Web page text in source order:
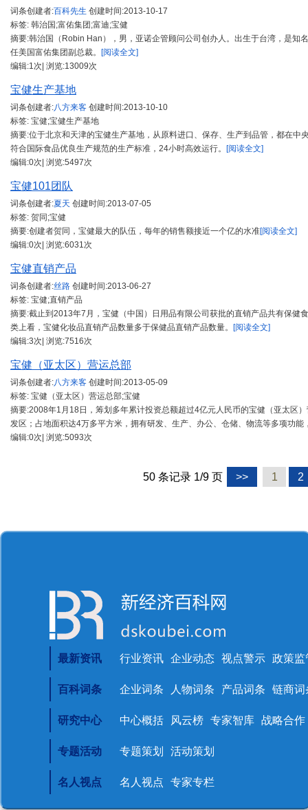
词条创建者:百科先生 创建时间:2013-10-17
标签: 韩治国;富佑集团;富迪;宝健
摘要:韩治国（Robin Han），男，亚诺企管顾问公司创办人。出生于台湾，是知
任美国富佑集团副总裁。
[阅读全文]
编辑:1次| 浏览:13009次
宝健生产基地
词条创建者:八方来客 创建时间:2013-10-10
标签: 宝健;宝健生产基地
摘要:位于北京和天津的宝健生产基地，从原料进口、保存、生产到品管，都在
符合国际食品优良生产规范的生产标准，24小时高效运行。
[阅读全文]
编辑:0次| 浏览:5497次
宝健101团队
词条创建者:夏天 创建时间:2013-07-05
标签: 贺同;宝健
摘要:创建者贺同，宝健最大的队伍，每年的销售额接近一个亿的水准[阅读全文]
编辑:0次| 浏览:6031次
宝健直销产品
词条创建者:丝路 创建时间:2013-06-27
标签: 宝健;直销产品
摘要:截止到2013年7月，宝健（中国）日用品有限公司获批的直销产品共有保健
类上看，宝健化妆品直销产品数量多于保健品直销产品数量。
[阅读全文]
编辑:3次| 浏览:7516次
宝健（亚太区）营运总部
词条创建者:八方来客 创建时间:2013-05-09
标签: 宝健（亚太区）营运总部;宝健
摘要:2008年1月18日，筹划多年累计投资总额超过4亿元人民币的宝健（亚太区
发区；占地面积达4万多平方米，拥有研发、生产、办公、仓储、物流等多项功能
编辑:0次| 浏览:5093次
50 条记录 1/9 页 >> 1 2
最新资讯 行业资讯 企业动态 视点警示 政策监
百科词条 企业词条 人物词条 产品词条 链商词
研究中心 中心概括 风云榜 专家智库 战略合作
专题活动 专题策划 活动策划
名人视点 名人视点 专家专栏